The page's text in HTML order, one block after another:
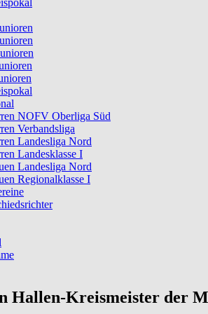
NOFV Oberliga Süd
Verbandsliga
Landesliga Nord
Landesklasse I
Landesliga Nord
Regionalklasse I
Hallen-Kreismeister der